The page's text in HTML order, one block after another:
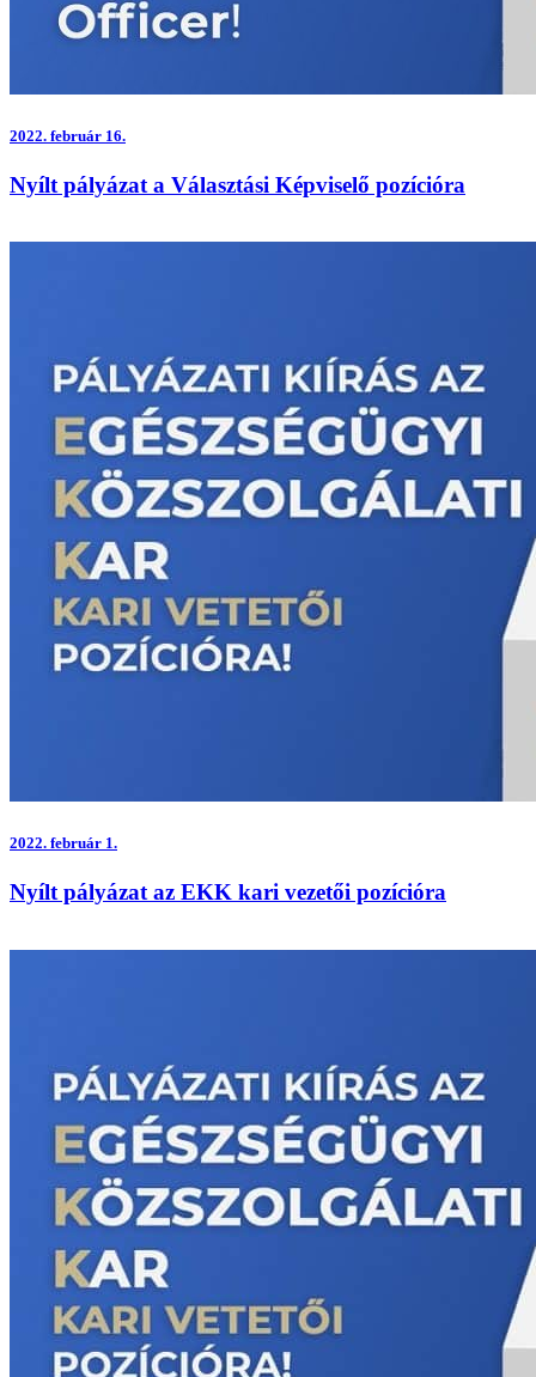
2022. február 16.
Nyílt pályázat a Választási Képviselő pozícióra
2022. február 1.
Nyílt pályázat az EKK kari vezetői pozícióra